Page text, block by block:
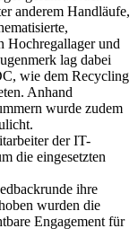
anderem Handläufe,
Hochregallager und
lag dabei
wie dem Recycling
Anhand
wurde zudem
der IT-
die eingesetzten
ihre
wurden die
Engagement für